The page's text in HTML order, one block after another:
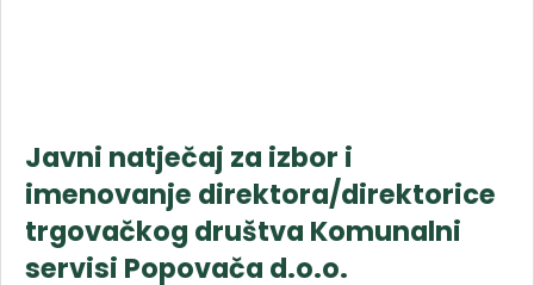
Javni natječaj za izbor i
imenovanje direktora/direktorice
trgovačkog društva Komunalni
servisi Popovača d.o.o.